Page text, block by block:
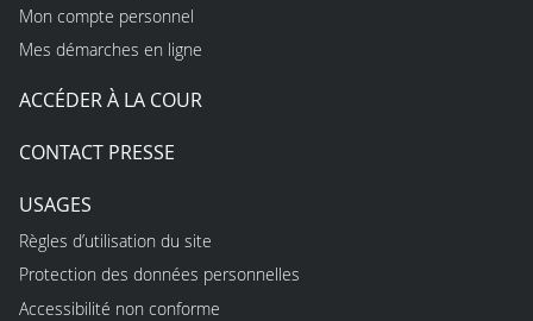
Mon compte personnel
Mes démarches en ligne
ACCÉDER À LA COUR
CONTACT PRESSE
USAGES
Règles d’utilisation du site
Protection des données personnelles
Accessibilité non conforme